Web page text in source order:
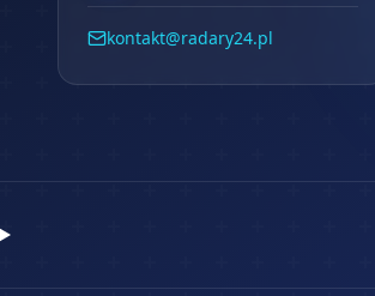
kontakt@radary24.pl